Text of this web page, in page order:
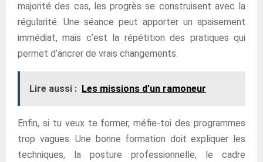
majorité des cas, les progrès se construisent avec la
régularité. Une séance peut apporter un apaisement
immédiat, mais c’est la répétition des pratiques qui
permet d’ancrer de vrais changements.
Lire aussi : Les missions d’un ramoneur
Enfin, si tu veux te former, méfie-toi des programmes
trop vagues. Une bonne formation doit expliquer les
techniques, la posture professionnelle, le cadre